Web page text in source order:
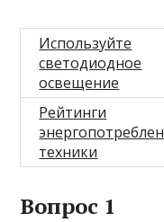
Используйте
светодиодное
освещение
Рейтинги
техники
Вопрос 1